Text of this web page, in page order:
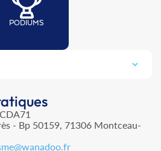
PODIUMS
- Bp 50159, 71306 Montceau-